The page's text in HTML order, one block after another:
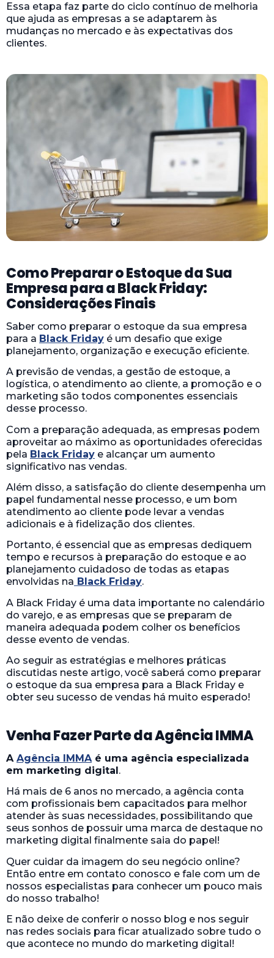
Essa etapa faz parte do ciclo contínuo de melhoria
que ajuda as empresas a se adaptarem às
mudanças no mercado e às expectativas dos
clientes.
Como Preparar o Estoque da Sua
Empresa para a Black Friday:
Considerações Finais
Saber como preparar o estoque da sua empresa
para a Black Friday é um desafio que exige
planejamento, organização e execução eficiente.
A previsão de vendas, a gestão de estoque, a
logística, o atendimento ao cliente, a promoção e o
marketing são todos componentes essenciais
desse processo.
Com a preparação adequada, as empresas podem
aproveitar ao máximo as oportunidades oferecidas
pela Black Friday e alcançar um aumento
significativo nas vendas.
Além disso, a satisfação do cliente desempenha um
papel fundamental nesse processo, e um bom
atendimento ao cliente pode levar a vendas
adicionais e à fidelização dos clientes.
Portanto, é essencial que as empresas dediquem
tempo e recursos à preparação do estoque e ao
planejamento cuidadoso de todas as etapas
envolvidas na Black Friday.
A Black Friday é uma data importante no calendário
do varejo, e as empresas que se preparam de
maneira adequada podem colher os benefícios
desse evento de vendas.
Ao seguir as estratégias e melhores práticas
discutidas neste artigo, você saberá como preparar
o estoque da sua empresa para a Black Friday e
obter seu sucesso de vendas há muito esperado!
Venha Fazer Parte da Agência IMMA
A Agência IMMAé uma agência especializada
em marketing digital.
Há mais de 6 anos no mercado, a agência conta
com profissionais bem capacitados para melhor
atender às suas necessidades, possibilitando que
seus sonhos de possuir uma marca de destaque no
marketing digital finalmente saia do papel!
Quer cuidar da imagem do seu negócio online?
Então entre em contato conosco e fale com um de
nossos especialistas para conhecer um pouco mais
do nosso trabalho!
E não deixe de conferir o nosso blog e nos seguir
nas redes sociais para ficar atualizado sobre tudo o
que acontece no mundo do marketing digital!